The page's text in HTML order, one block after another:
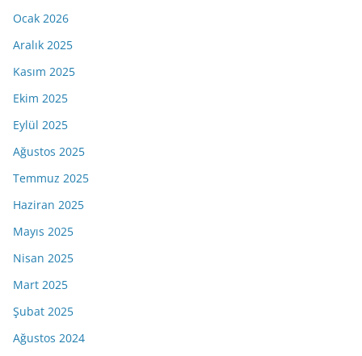
Ocak 2026
Aralık 2025
Kasım 2025
Ekim 2025
Eylül 2025
Ağustos 2025
Temmuz 2025
Haziran 2025
Mayıs 2025
Nisan 2025
Mart 2025
Şubat 2025
Ağustos 2024